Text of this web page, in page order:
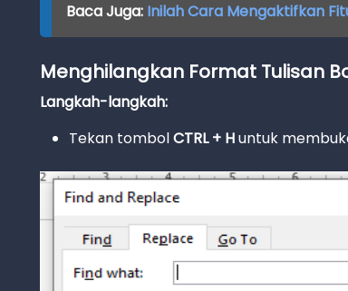
Baca Juga: Inilah Cara Mengaktifkan
Menghilangkan Format Tulisan
Langkah-langkah:
Tekan tombolCTRL + Huntuk